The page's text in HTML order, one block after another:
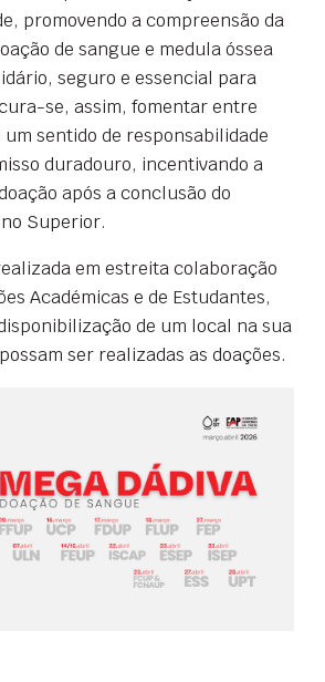
promovendo a compreensão da
de sangue e medula óssea
seguro e essencial para
se, assim, fomentar entre
sentido de responsabilidade
duradouro, incentivando a
após a conclusão do
Superior.
em estreita colaboração
Académicas e de Estudantes,
de um local na sua
ser realizadas as doações.